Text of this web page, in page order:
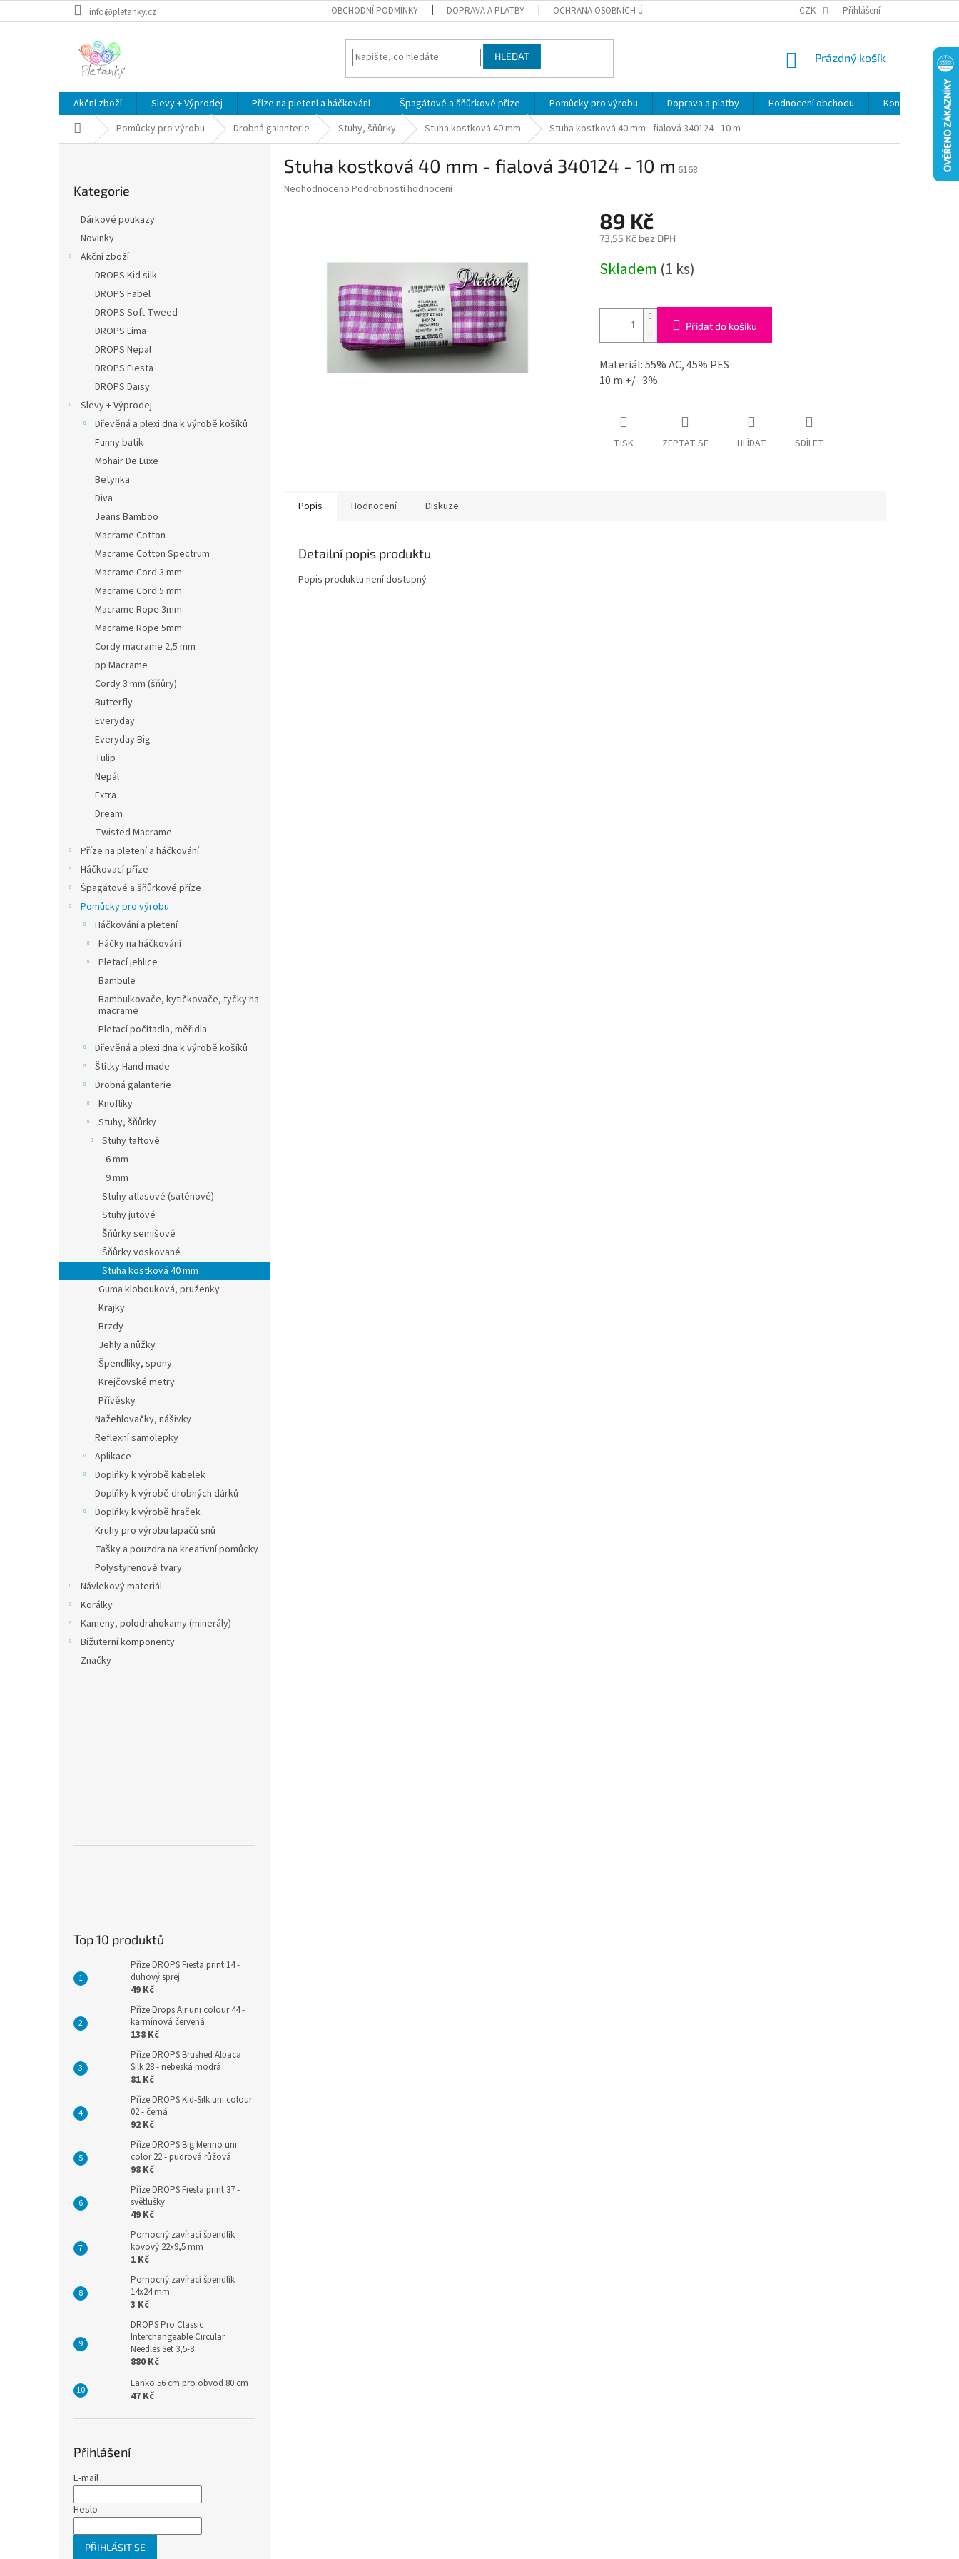
na
info@pletanky.cz OBCHODNÍ PODMÍNKY DOPRAVA A PLATBY OCHRANA OSOBNÍCH ÚDAJŮ CZK Přihlášení
HLEDAT
NÁKUPNÍ
Prázdný košík
Akční zboží Slevy + Výprodej Příze na pletení a háčkování Špagátové a šňůrkové příze Pomůcky pro výrobu Doprava a platby Hodnocení obchodu Kontakty
Domů Pomůcky pro výrobu Drobná galanterie Stuhy, šňůrky Stuha kostková 40 mm Stuha kostková 40 mm - fialová 340124 - 10 m
kategorie
Kategorie
Dárkové poukazy
Novinky
Akční zboží
DROPS Kid silk
DROPS Fabel
DROPS Soft Tweed
DROPS Lima
DROPS Nepal
DROPS Fiesta
DROPS Daisy
Slevy + Výprodej
Dřevěná a plexi dna k výrobě košíků
Funny batik
Mohair De Luxe
Betynka
Diva
Jeans Bamboo
Macrame Cotton
Macrame Cotton Spectrum
Macrame Cord 3 mm
Macrame Cord 5 mm
Macrame Rope 3mm
Macrame Rope 5mm
Cordy macrame 2,5 mm
pp Macrame
Cordy 3 mm (šňůry)
Butterfly
Everyday
Everyday Big
Tulip
Nepál
Extra
Dream
Twisted Macrame
Příze na pletení a háčkování
Háčkovací příze
Špagátové a šňůrkové příze
Pomůcky pro výrobu
Háčkování a pletení
Háčky na háčkování
Pletací jehlice
Bambule
Bambulkovače, kytičkovače, tyčky na
macrame
Pletací počítadla, měřidla
Dřevěná a plexi dna k výrobě košíků
Štítky Hand made
Drobná galanterie
Knoflíky
Stuhy, šňůrky
Stuhy taftové
6 mm
9 mm
Stuhy atlasové (saténové)
Stuhy jutové
Šňůrky semišové
Šňůrky voskované
Stuha kostková 40 mm
Guma klobouková, pruženky
Krajky
Brzdy
Jehly a nůžky
Špendlíky, spony
Krejčovské metry
Přívěsky
Nažehlovačky, nášivky
Reflexní samolepky
Aplikace
Doplňky k výrobě kabelek
Doplňky k výrobě drobných dárků
Doplňky k výrobě hraček
Kruhy pro výrobu lapačů snů
Tašky a pouzdra na kreativní pomůcky
Polystyrenové tvary
Návlekový materiál
Korálky
Kameny, polodrahokamy (minerály)
Bižuterní komponenty
Značky
Top 10 produktů
Příze DROPS Fiesta print 14 -
duhový sprej
49 Kč
Příze Drops Air uni colour 44 -
karmínová červená
138 Kč
Příze DROPS Brushed Alpaca
Silk 28 - nebeská modrá
81 Kč
Příze DROPS Kid-Silk uni colour
02 - černá
92 Kč
Příze DROPS Big Merino uni
color 22 - pudrová růžová
98 Kč
Příze DROPS Fiesta print 37 -
světlušky
49 Kč
Pomocný zavírací špendlík
kovový 22x9,5 mm
1 Kč
Pomocný zavírací špendlík
14x24 mm
3 Kč
DROPS Pro Classic
Interchangeable Circular
Needles Set 3,5-8
880 Kč
Lanko 56 cm pro obvod 80 cm
47 Kč
Přihlášení
E-mail
Heslo
PŘIHLÁSIT SE
Stuha kostková 40 mm - fialová 340124 - 10 m 6168
Průměrné
Neohodnoceno Podrobnosti hodnocení
89 Kč
73,55 Kč bez DPH
cena:
Skladem (1 ks)
Přidat do košíku
Materiál: 55% AC, 45% PES
10 m +/- 3%
TISK ZEPTAT SE HLÍDAT SDÍLET
Popis Hodnocení Diskuze
Detailní popis produktu
Popis produktu není dostupný